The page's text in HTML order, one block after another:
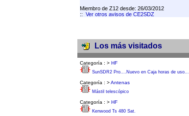
Miembro de Z12 desde: 26/03/2012
:: Ver otros avisos de CE2SDZ
Los más visitados
Categoría : > HF
SunSDR2 Pro....Nuevo en Caja horas de uso...
Categoría : >Antenas
Mástil telescópico
Categoría : > HF
Kenwood Ts 480 Sat.